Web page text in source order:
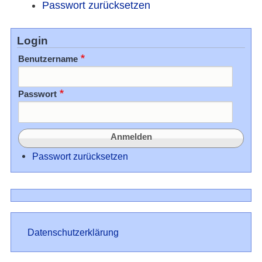
Passwort zurücksetzen
Login
Benutzername
Passwort
Passwort zurücksetzen
Datenschutz
Datenschutzerklärung